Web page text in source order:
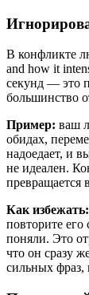
В конфликте
and how it
секунд — это
большинство
Пример: ваш
обидах,
надоедает, и
не идеален.
превращается
Как избежать:
повторите его
поняли. Это
что он сразу
сильных фраз,